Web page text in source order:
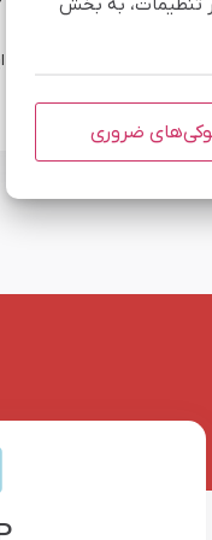
خود را ثبت نمایید تا
تنظیمات، به بخش
ضروری